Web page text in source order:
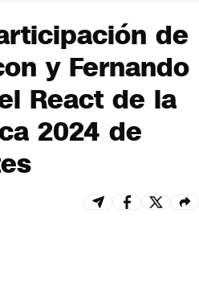
de
y Fernando
React de la
2024 de